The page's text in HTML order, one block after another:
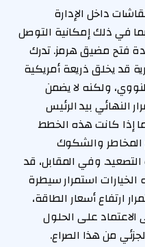
داخل الإدارة
في ذلك إمكانية التوصل
فتح مضيق هرمز. تدرك
قد يخلق ذريعة أمريكية
ولكنه لا يضمن
النهائي بيد الرئيس
إذا كانت هذه الخطط
والشكوك
وفي المقابل، قد
استمرار سيطرة
ارتفاع أسعار الطاقة،
الاعتماد على الحلول
من هذا الصراع.